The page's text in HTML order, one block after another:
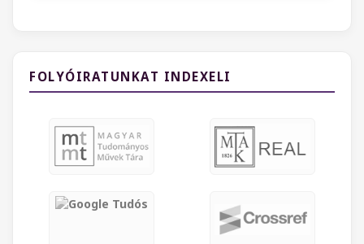
FOLYÓIRATUNKAT INDEXELI